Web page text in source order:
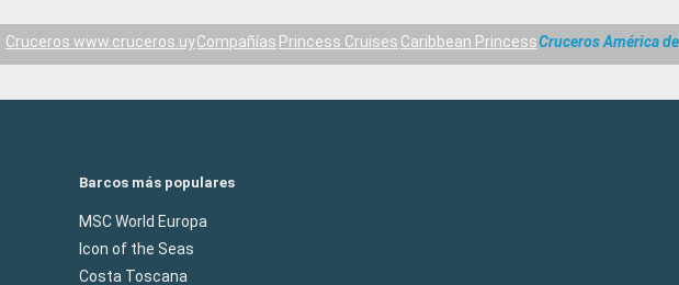
Cruceros www.cruceros.uyCompañías Princess Cruises Caribbean PrincessCruceros América
Barcos más populares
MSC World Europa
Icon of the Seas
Costa Toscana